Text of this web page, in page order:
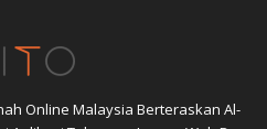
Online Malaysia Berteraskan Al-